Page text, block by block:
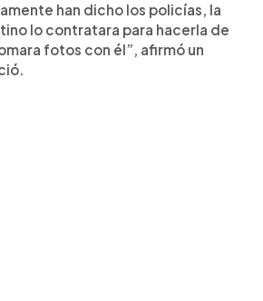
han dicho los policías, la
lo contratara para hacerla de
fotos con él”, afirmó un